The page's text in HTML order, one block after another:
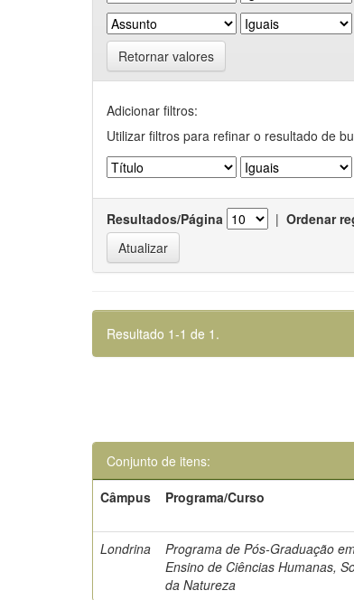
Retornar valores
Adicionar filtros:
Utilizar filtros para refinar o resultado de
Resultados/Página | Ordenar
Resultado 1-1 de 1.
Conjunto de itens:
Câmpus
Programa/Curso
Londrina
Programa de Pós-Graduação
Ensino de Ciências Humanas,
da Natureza